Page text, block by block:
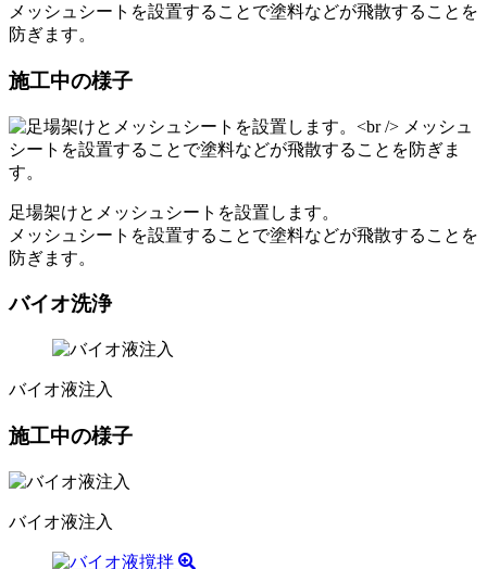
メッシュシートを設置することで塗料などが飛散することを
防ぎます。
施工中の様子
足場架けとメッシュシートを設置します。
メッシュシートを設置することで塗料などが飛散することを
防ぎます。
バイオ洗浄
バイオ液注入
施工中の様子
バイオ液注入